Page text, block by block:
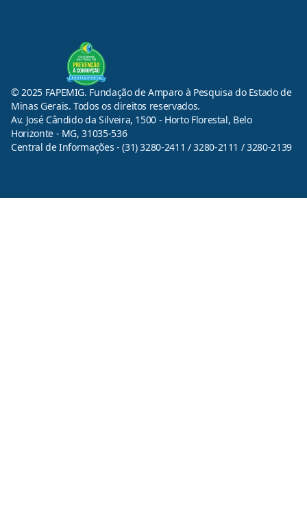
© 2025 FAPEMIG. Fundação de Amparo à Pesquisa do Estado de
Minas Gerais. Todos os direitos reservados.
Av. José Cândido da Silveira, 1500 - Horto Florestal, Belo
Horizonte - MG, 31035-536
Central de Informações - (31) 3280-2411 / 3280-2111 / 3280-2139